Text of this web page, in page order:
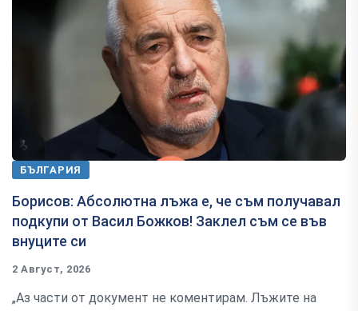
БЪЛГАРИЯ
Борисов: Абсолютна лъжа е, че съм получавал
подкупи от Васил Божков! Заклел съм се във
внуците си
2 Август, 2026
„Аз части от документ не коментирам. Лъжите на